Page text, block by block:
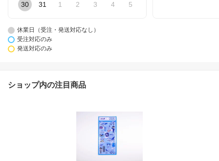
30 31 1 2 3 4 5
休業日（受注・発送対応なし）
受注対応のみ
発送対応のみ
ショップ内の注目商品